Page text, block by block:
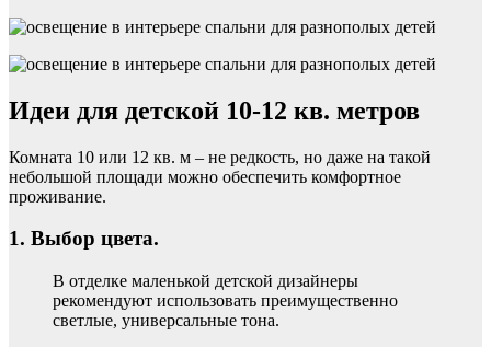
Идеи для детской 10-12 кв. метров
Комната 10 или 12 кв. м – не редкость, но даже на такой
небольшой площади можно обеспечить комфортное
проживание.
1. Выбор цвета.
В отделке маленькой детской дизайнеры
рекомендуют использовать преимущественно
светлые, универсальные тона.